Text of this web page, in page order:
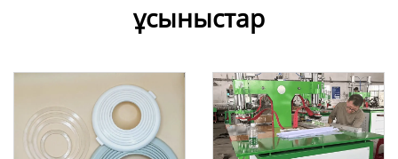
ұсыныстар